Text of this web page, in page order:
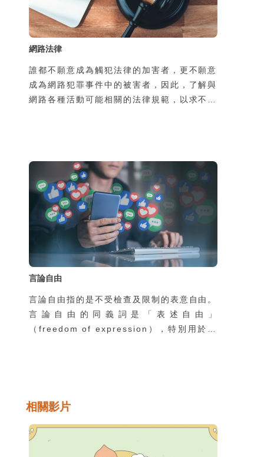
網路法律
誰都不願意成為觸犯法律的加害者，更不願意
成為網路犯罪事件中的被害者，因此，了解與
網路各種活動可能相關的法律規範，以求不犯
別說明可能發生的犯罪型態及其可能觸犯之法
律條文。
言論自由
言論自由指的是不受檢查及限制的表意自由。
言論自由的同義詞是「表述自由」
（freedom of expression），特別用於不
相關影片